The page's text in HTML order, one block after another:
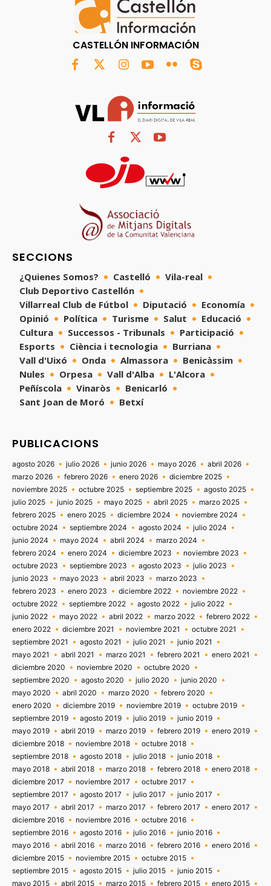
CASTELLÓN INFORMACIÓN
SECCIONS
¿Quienes Somos? Castelló
Vila-real
Club Deportivo Castellón
Villarreal Club de Fútbol
Diputació
Economía
Opinió
Política Turisme Salut
Educació
Cultura
Successos - Tribunals
Participació
Esports
Ciència i tecnologia
Burriana
Vall d'Uixó
Onda Almassora
Benicàssim
Nules
Orpesa Vall d'Alba
L'Alcora
Peñíscola
Vinaròs
Benicarló
Sant Joan de Moró
Betxí
PUBLICACIONS
agosto 2026 julio 2026 junio 2026 mayo 2026
abril 2026
marzo 2026
febrero 2026 enero 2026
diciembre 2025
noviembre 2025
octubre 2025 septiembre 2025
agosto 2025
julio 2025
junio 2025 mayo 2025 abril 2025
marzo 2025
febrero 2025
enero 2025 diciembre 2024
noviembre 2024
octubre 2024
septiembre 2024 agosto 2024
julio 2024
junio 2024
mayo 2024 abril 2024
marzo 2024
febrero 2024
enero 2024 diciembre 2023
noviembre 2023
octubre 2023
septiembre 2023 agosto 2023
julio 2023
junio 2023
mayo 2023 abril 2023
marzo 2023
febrero 2023
enero 2023 diciembre 2022
noviembre 2022
octubre 2022
septiembre 2022 agosto 2022
julio 2022
junio 2022
mayo 2022 abril 2022 marzo 2022
febrero 2022
enero 2022
diciembre 2021 noviembre 2021
octubre 2021
septiembre 2021
agosto 2021 julio 2021
junio 2021
mayo 2021
abril 2021 marzo 2021 febrero 2021
enero 2021
diciembre 2020
noviembre 2020
octubre 2020
septiembre 2020
agosto 2020 julio 2020
junio 2020
mayo 2020
abril 2020 marzo 2020
febrero 2020
enero 2020
diciembre 2019 noviembre 2019
octubre 2019
septiembre 2019
agosto 2019 julio 2019
junio 2019
mayo 2019
abril 2019 marzo 2019 febrero 2019
enero 2019
diciembre 2018
noviembre 2018
octubre 2018
septiembre 2018
agosto 2018 julio 2018
junio 2018
mayo 2018
abril 2018 marzo 2018 febrero 2018
enero 2018
diciembre 2017
noviembre 2017
octubre 2017
septiembre 2017
agosto 2017 julio 2017
junio 2017
mayo 2017
abril 2017 marzo 2017 febrero 2017
enero 2017
diciembre 2016
noviembre 2016
octubre 2016
septiembre 2016
agosto 2016 julio 2016
junio 2016
mayo 2016
abril 2016 marzo 2016 febrero 2016
enero 2016
diciembre 2015
noviembre 2015
octubre 2015
septiembre 2015
agosto 2015 julio 2015
junio 2015
mayo 2015
abril 2015 marzo 2015 febrero 2015 enero 2015